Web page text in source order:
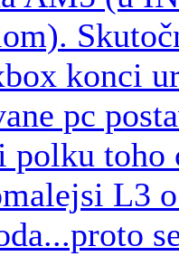
konci
pc
polku toho
L3